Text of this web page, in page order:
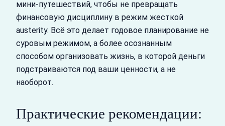
мини‑путешествий, чтобы не превращать
финансовую дисциплину в режим жесткой
austerity. Всё это делает годовое планирование не
суровым режимом, а более осознанным
способом организовать жизнь, в которой деньги
подстраиваются под ваши ценности, а не
наоборот.
Практические рекомендации: